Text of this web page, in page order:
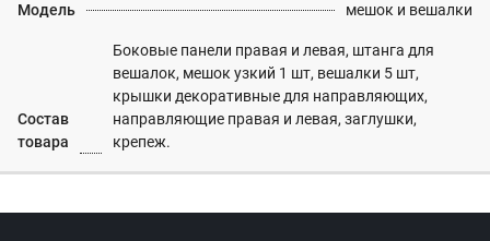
Модель мешок и вешалки
Состав
товара
Боковые панели правая и левая, штанга для
вешалок, мешок узкий 1 шт, вешалки 5 шт,
крышки декоративные для направляющих,
направляющие правая и левая, заглушки,
крепеж.